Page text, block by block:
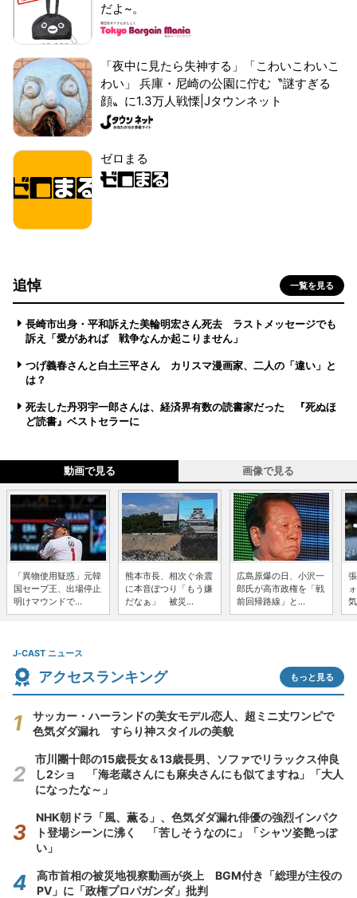
だよ~。
「夜中に見たら失神する」「こわいこわいこ
わい」 兵庫・尼崎の公園に佇む〝謎すぎる
顔〟に1.3万人戦慄|Jタウンネット
ゼロまる
追悼 一覧を見る
長崎市出身・平和訴えた美輪明宏さん死去 ラストメッセージでも
訴え「愛があれば 戦争なんか起こりません」
つげ義春さんと白土三平さん カリスマ漫画家、二人の「違い」と
は？
死去した丹羽宇一郎さんは、経済界有数の読書家だった 『死ぬほ
ど読書』ベストセラーに
動画で見る 画像で見る
「異物使用疑惑」元韓
国セーブ王、出場停止
明けマウンドで...
熊本市長、相次ぐ余震
に本音ぽつり「もう嫌
だなぁ」 被災...
広島原爆の日、小沢一
郎氏が高市政権を「戦
前回帰路線」と...
J-CAST ニュース
アクセスランキング もっと見る
サッカー・ハーランドの美女モデル恋人、超ミニ丈ワンピで
色気ダダ漏れ すらり神スタイルの美貌
市川團十郎の15歳長女＆13歳長男、ソファでリラックス仲良
し2ショ 「海老蔵さんにも麻央さんにも似てますね」「大人
になったな～」
NHK朝ドラ「風、薫る」、色気ダダ漏れ俳優の強烈インパク
ト登場シーンに沸く 「苦しそうなのに」「シャツ姿艶っぽ
い」
高市首相の被災地視察動画が炎上 BGM付き「総理が主役の
PV」に「政権プロパガンダ」批判